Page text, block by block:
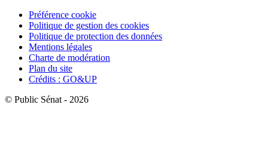
Préférence cookie
Politique de gestion des cookies
Politique de protection des données
Mentions légales
Charte de modération
Plan du site
Crédits : GO&UP
© Public Sénat - 2026